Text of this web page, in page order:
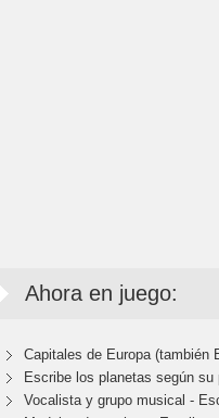
Ahora en juego:
Capitales de Europa (también
Escribe los planetas según su
Vocalista y grupo musical -